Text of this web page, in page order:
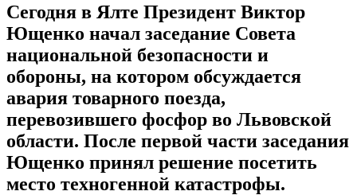
Сегодня в Ялте Президент Виктор
Ющенко начал заседание Совета
национальной безопасности и
обороны, на котором обсуждается
авария товарного поезда,
перевозившего фосфор во Львовской
области. После первой части заседания
Ющенко принял решение посетить
место техногенной катастрофы.